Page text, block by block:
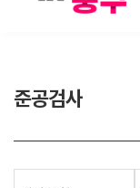
준공검사